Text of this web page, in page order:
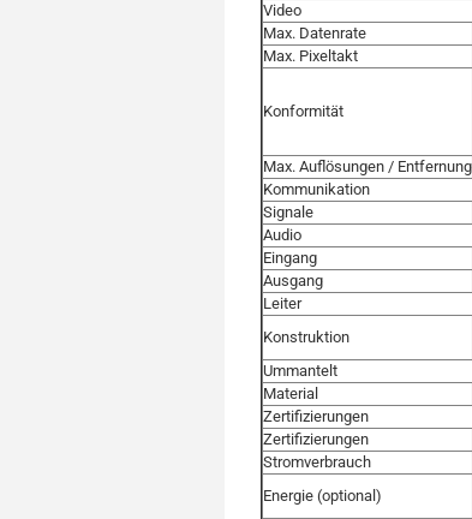
Video
Max. Datenrate
Max. Pixeltakt
Konformität
Max. Auflösungen / Entfernung
Kommunikation
Signale
Audio
Eingang
Ausgang
Leiter
Konstruktion
Ummantelt
Material
Zertifizierungen
Zertifizierungen
Stromverbrauch
Energie (optional)